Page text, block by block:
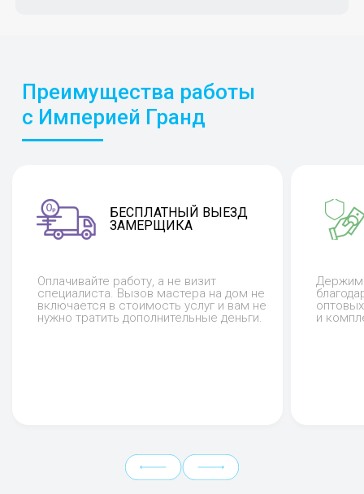
Преимущества работы
с Империей Гранд
БЕСПЛАТНЫЙ ВЫЕЗД
ЗАМЕРЩИКА
Оплачивайте работу, а не визит
специалиста. Вызов мастера на дом не
включается в стоимость услуг и вам не
нужно тратить дополнительные деньги.
Держим
и